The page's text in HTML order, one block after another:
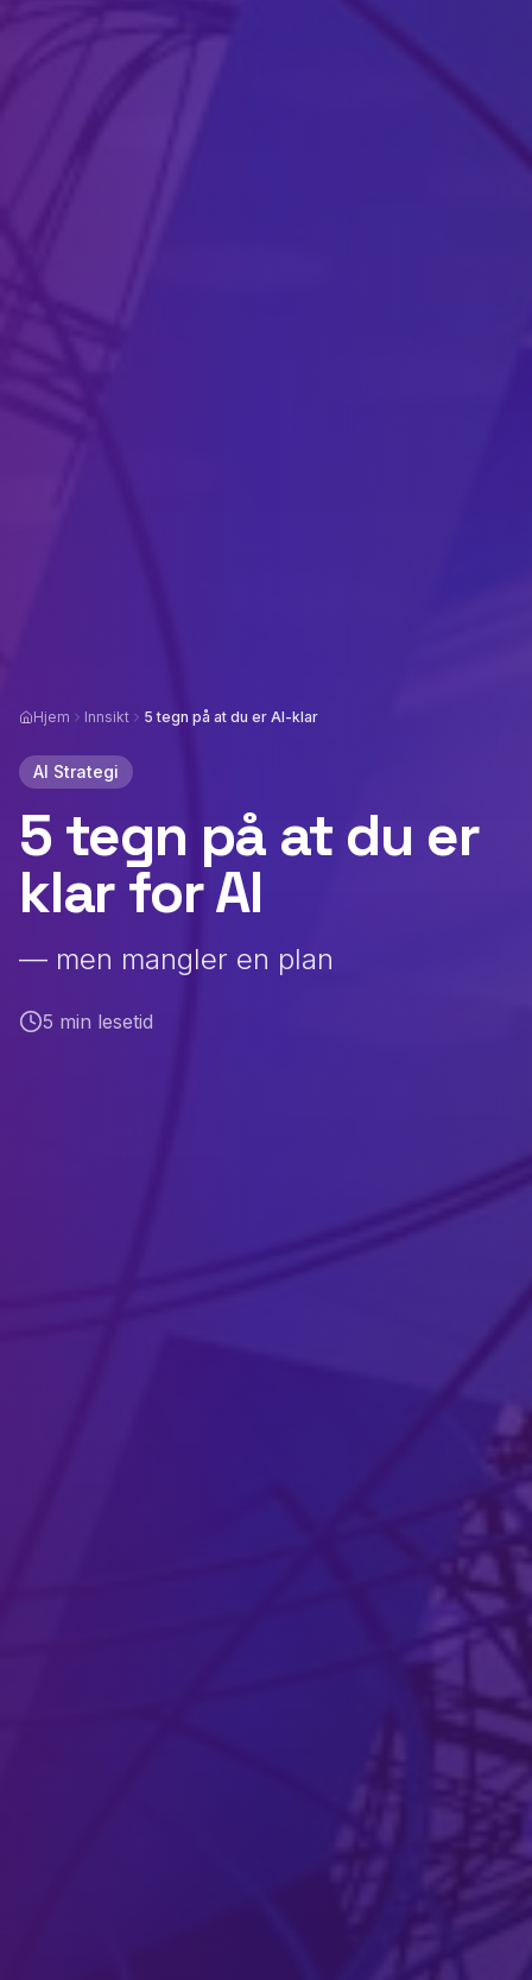
Hjem Innsikt 5 tegn på at du er AI-klar
AI Strategi
5 tegn på at du er
klar for AI
— men mangler en plan
5 min lesetid